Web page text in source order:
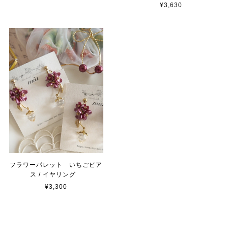
¥3,630
フラワーパレット いちごピア
ス / イヤリング
¥3,300